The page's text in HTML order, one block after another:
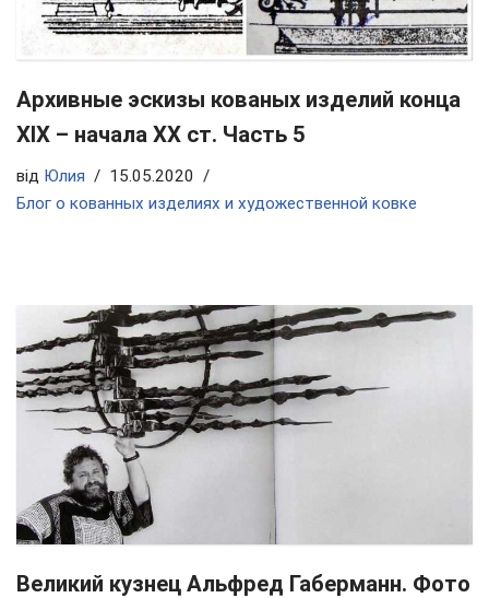
Архивные эскизы кованых изделий конца
ХIX – начала ХХ ст. Часть 5
від Юлия
15.05.2020
Блог о кованных изделиях и художественной ковке
Великий кузнец Альфред Габерманн. Фото